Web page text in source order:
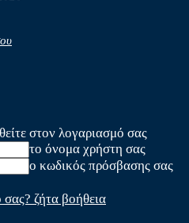
στον λογαριασμό σας
το όνομα χρήστη σας
ο κωδικός πρόσβασης σας
ζήτα βοήθεια